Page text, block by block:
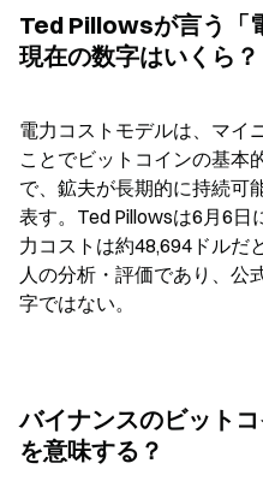
Ted Pillowsが言う「
現在の数字はいくら？
電力コストモデルは、マイ
ことでビットコインの基本
で、鉱夫が長期的に持続可
表す。Ted Pillowsは6月6日
力コストは約48,694ドルだ
人の分析・評価であり、公
字ではない。
バイナンスのビット
を意味する？